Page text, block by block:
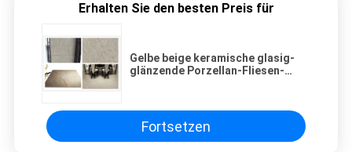
Erhalten Sie den besten Preis für
Gelbe beige keramische glasig-
glänzende Porzellan-Fliesen-
Fortsetzen